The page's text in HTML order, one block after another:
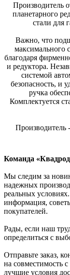
Производитель
планетарного
стали для
Важно, что
максимального
благодаря
и редуктора.
системой
безопасность, и
ручка
Комплектуется
Производитель
Команда
Мы следим за
надежных
реальных
информация,
покупателей.
Рады, если наш
определиться с
Отправьте заказ,
на совместимость
лучшие условия